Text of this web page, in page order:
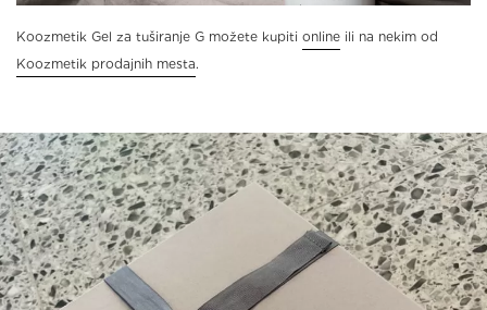
Koozmetik Gel za tuširanje G možete kupiti online ili na nekim od
Koozmetik prodajnih mesta.